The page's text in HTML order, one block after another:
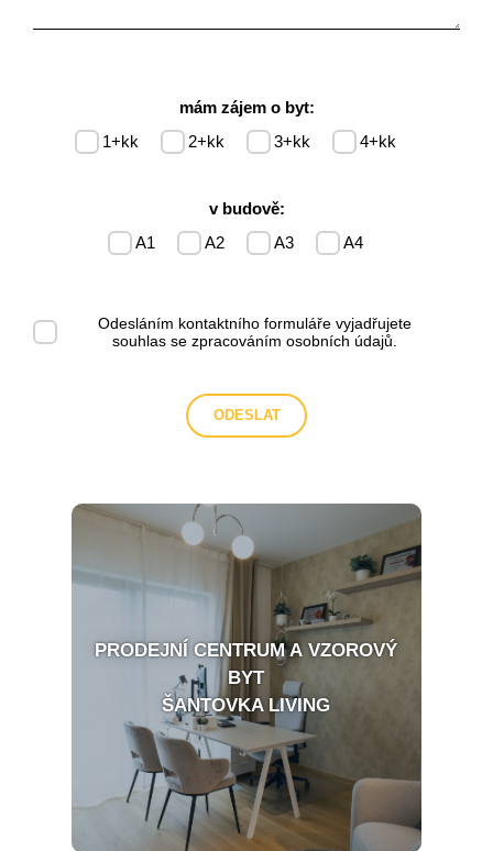
mám zájem o byt:
1+kk 2+kk 3+kk 4+kk
v budově:
A1 A2 A3 A4
Odesláním kontaktního formuláře vyjadřujete
souhlas se zpracováním osobních údajů
PRODEJNÍ CENTRUM A VZOROVÝ
BYT
ŠANTOVKA LIVING